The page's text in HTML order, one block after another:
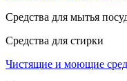
Средства для мытья
Средства для стирки
Чистящие и моющие